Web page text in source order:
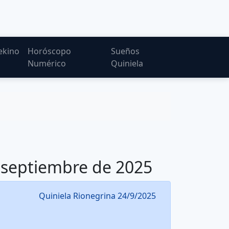
Horóscopo
Numérico
Sueños
Quiniela
de 2025
Quiniela Rionegrina 24/9/2025